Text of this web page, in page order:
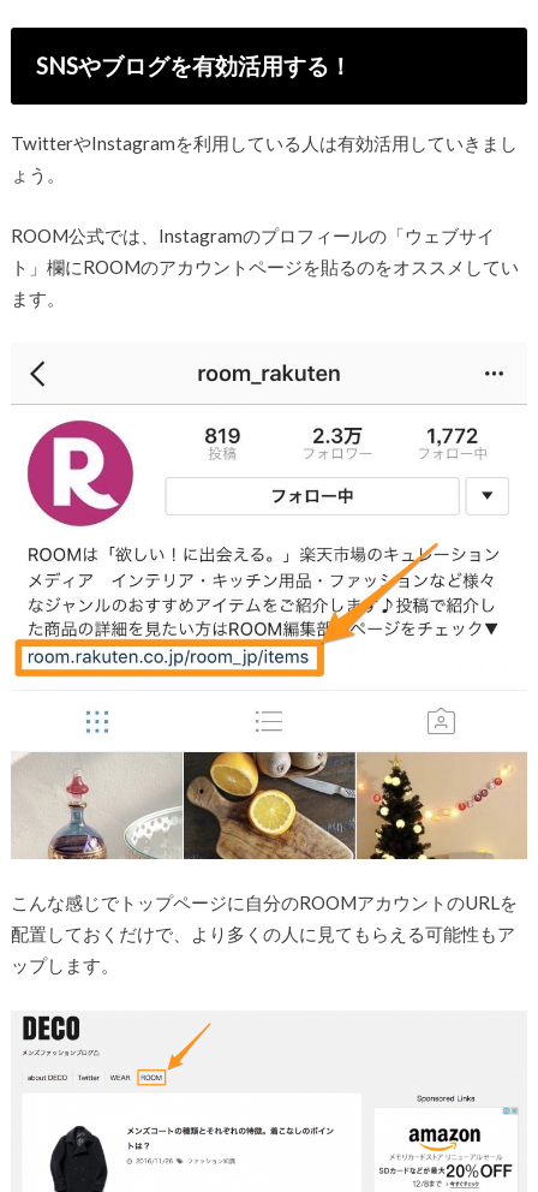
SNSやブログを有効活用する！
TwitterやInstagramを利用している人は有効活用していきまし
ょう。
ROOM公式では、Instagramのプロフィールの「ウェブサイ
ト」欄にROOMのアカウントページを貼るのをオススメしてい
ます。
こんな感じでトップページに自分のROOMアカウントのURLを
配置しておくだけで、より多くの人に見てもらえる可能性もア
ップします。